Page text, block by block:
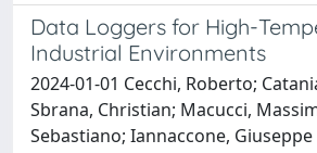
Data Loggers for High-
Industrial Environments
2024-01-01 Cecchi, Roberto;
Sbrana, Christian; Macucci,
Sebastiano; Iannaccone, Giuseppe